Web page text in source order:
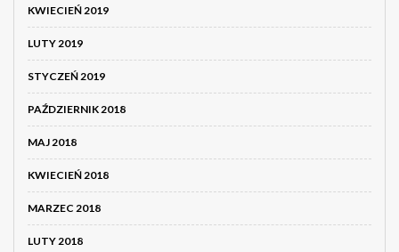
KWIECIEŃ 2019
LUTY 2019
STYCZEŃ 2019
PAŹDZIERNIK 2018
MAJ 2018
KWIECIEŃ 2018
MARZEC 2018
LUTY 2018